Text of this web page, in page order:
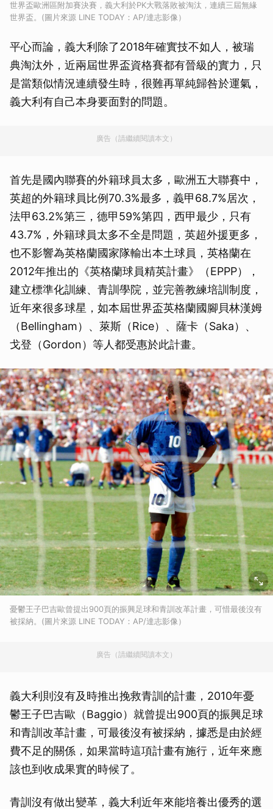
世界盃歐洲區附加賽決賽，義大利於PK大戰落敗被淘汰，連續三屆無緣
世界盃。(圖片來源 LINE TODAY：AP/達志影像）
平心而論，義大利除了2018年確實技不如人，被瑞
典淘汰外，近兩屆世界盃資格賽都有晉級的實力，只
是當類似情況連續發生時，很難再單純歸咎於運氣，
義大利有自己本身要面對的問題。
廣告（請繼續閱讀本文）
首先是國內聯賽的外籍球員太多，歐洲五大聯賽中，
英超的外籍球員比例70.3%最多，義甲68.7%居次，
法甲63.2%第三，德甲59%第四，西甲最少，只有
43.7%，外籍球員太多不全是問題，英超外援更多，
也不影響為英格蘭國家隊輸出本土球員，英格蘭在
2012年推出的《英格蘭球員精英計畫》（EPPP），
建立標準化訓練、青訓學院，並完善教練培訓制度，
近年來很多球星，如本屆世界盃英格蘭國腳貝林漢姆
（Bellingham）、萊斯（Rice）、薩卡（Saka）、
戈登（Gordon）等人都受惠於此計畫。
憂鬱王子巴吉歐曾提出900頁的振興足球和青訓改革計畫，可惜最後沒有
被採納。(圖片來源 LINE TODAY：AP/達志影像）
廣告（請繼續閱讀本文）
義大利則沒有及時推出挽救青訓的計畫，2010年憂
鬱王子巴吉歐（Baggio）就曾提出900頁的振興足球
和青訓改革計畫，可最後沒有被採納，據悉是由於經
費不足的關係，如果當時這項計畫有施行，近年來應
該也到收成果實的時候了。
青訓沒有做出變革，義大利近年來能培養出優秀的選